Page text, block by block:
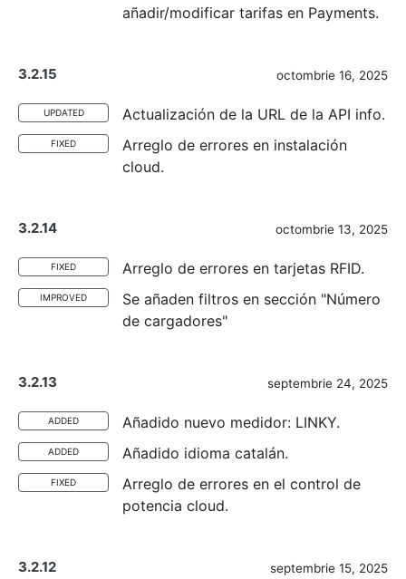
añadir/modificar tarifas en Payments.
3.2.15 octombrie 16, 2025
UPDATED Actualización de la URL de la API info.
FIXED
Arreglo de errores en instalación
cloud.
3.2.14 octombrie 13, 2025
FIXED Arreglo de errores en tarjetas RFID.
IMPROVED
Se añaden filtros en sección "Número
de cargadores"
3.2.13 septembrie 24, 2025
ADDED Añadido nuevo medidor: LINKY.
ADDED Añadido idioma catalán.
FIXED
Arreglo de errores en el control de
potencia cloud.
3.2.12 septembrie 15, 2025